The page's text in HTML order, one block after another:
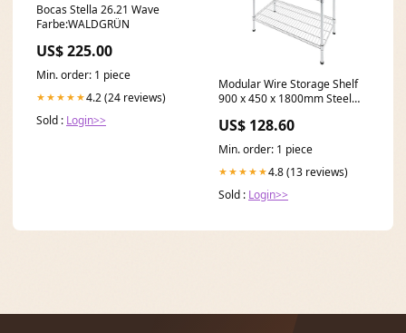
Bocas Stella 26.21 Wave
Farbe:WALDGRÜN
US$ 225.00
Min. order: 1 piece
★★★★★4.2 (24 reviews)
Sold : Login>>
Modular Wire Storage Shelf
900 x 450 x 1800mm Steel
US$ 128.60
Min. order: 1 piece
★★★★★4.8 (13 reviews)
Sold : Login>>